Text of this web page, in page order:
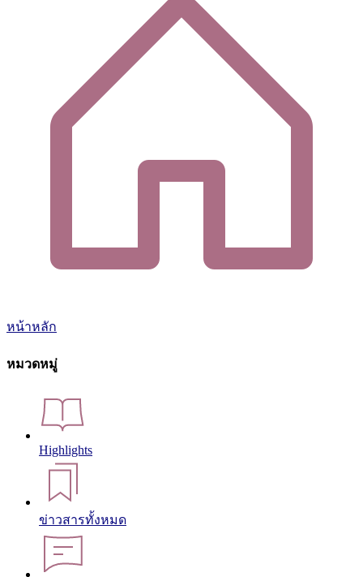
หน้าหลัก
หมวดหมู่
Highlights
ข่าวสารทั้งหมด